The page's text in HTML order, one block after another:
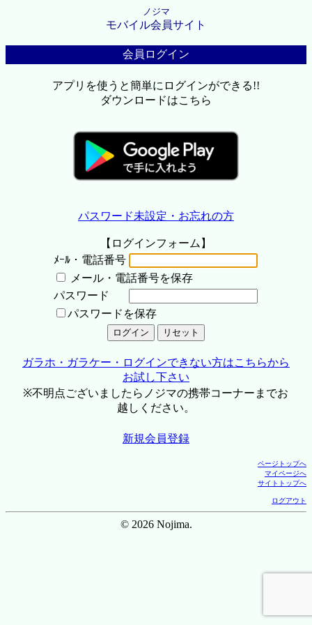
ノジマ
モバイル会員サイト
会員ログイン
アプリを使うと簡単にログインができる!!
ダウンロードはこちら
パスワード未設定・お忘れの方
【ログインフォーム】
ﾒｰﾙ・電話番号
メール・電話番号を保存
パスワード
パスワードを保存
ガラホ・ガラケー・ログインできない方はこちらから
お試し下さい
※不明点ございましたらノジマの携帯コーナーまでお
越しください。
新規会員登録
ページトップへ
マイページへ
サイトトップへ
ログアウト
© 2026 Nojima.